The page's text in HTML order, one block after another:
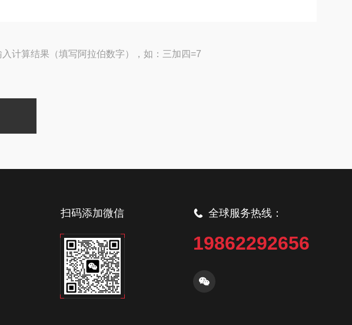
入计算结果（填写阿拉伯数字），如：三加四=7
扫码添加微信 全球服务热线：
19862292656